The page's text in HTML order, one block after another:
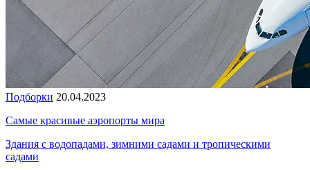
Подборки 20.04.2023
Самые красивые аэропорты мира
Здания с водопадами, зимними садами и тропическими
садами